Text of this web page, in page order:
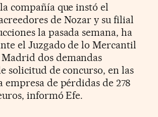
compañía que instó el
de Nozar y su filial
la pasada semana, ha
el Juzgado de lo Mercantil
dos demandas
solicitud de concurso, en las
empresa de pérdidas de 278
informó Efe.